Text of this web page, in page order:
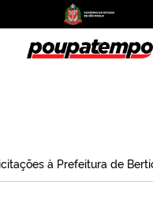
à Prefeitura de